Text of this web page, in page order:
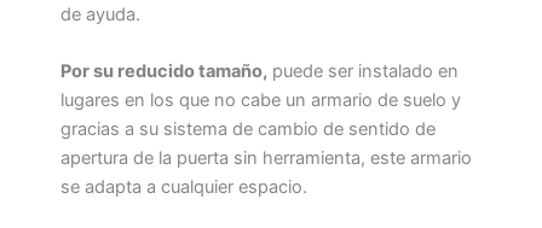
de ayuda.
Por su reducido tamaño, puede ser instalado en
lugares en los que no cabe un armario de suelo y
gracias a su sistema de cambio de sentido de
apertura de la puerta sin herramienta, este armario
se adapta a cualquier espacio.